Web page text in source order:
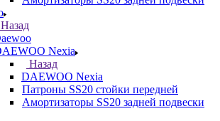
Назад
Nexia
Назад
DAEWOO Nexia
Патроны SS20 стойки передней
Амортизаторы SS20 задней подвески